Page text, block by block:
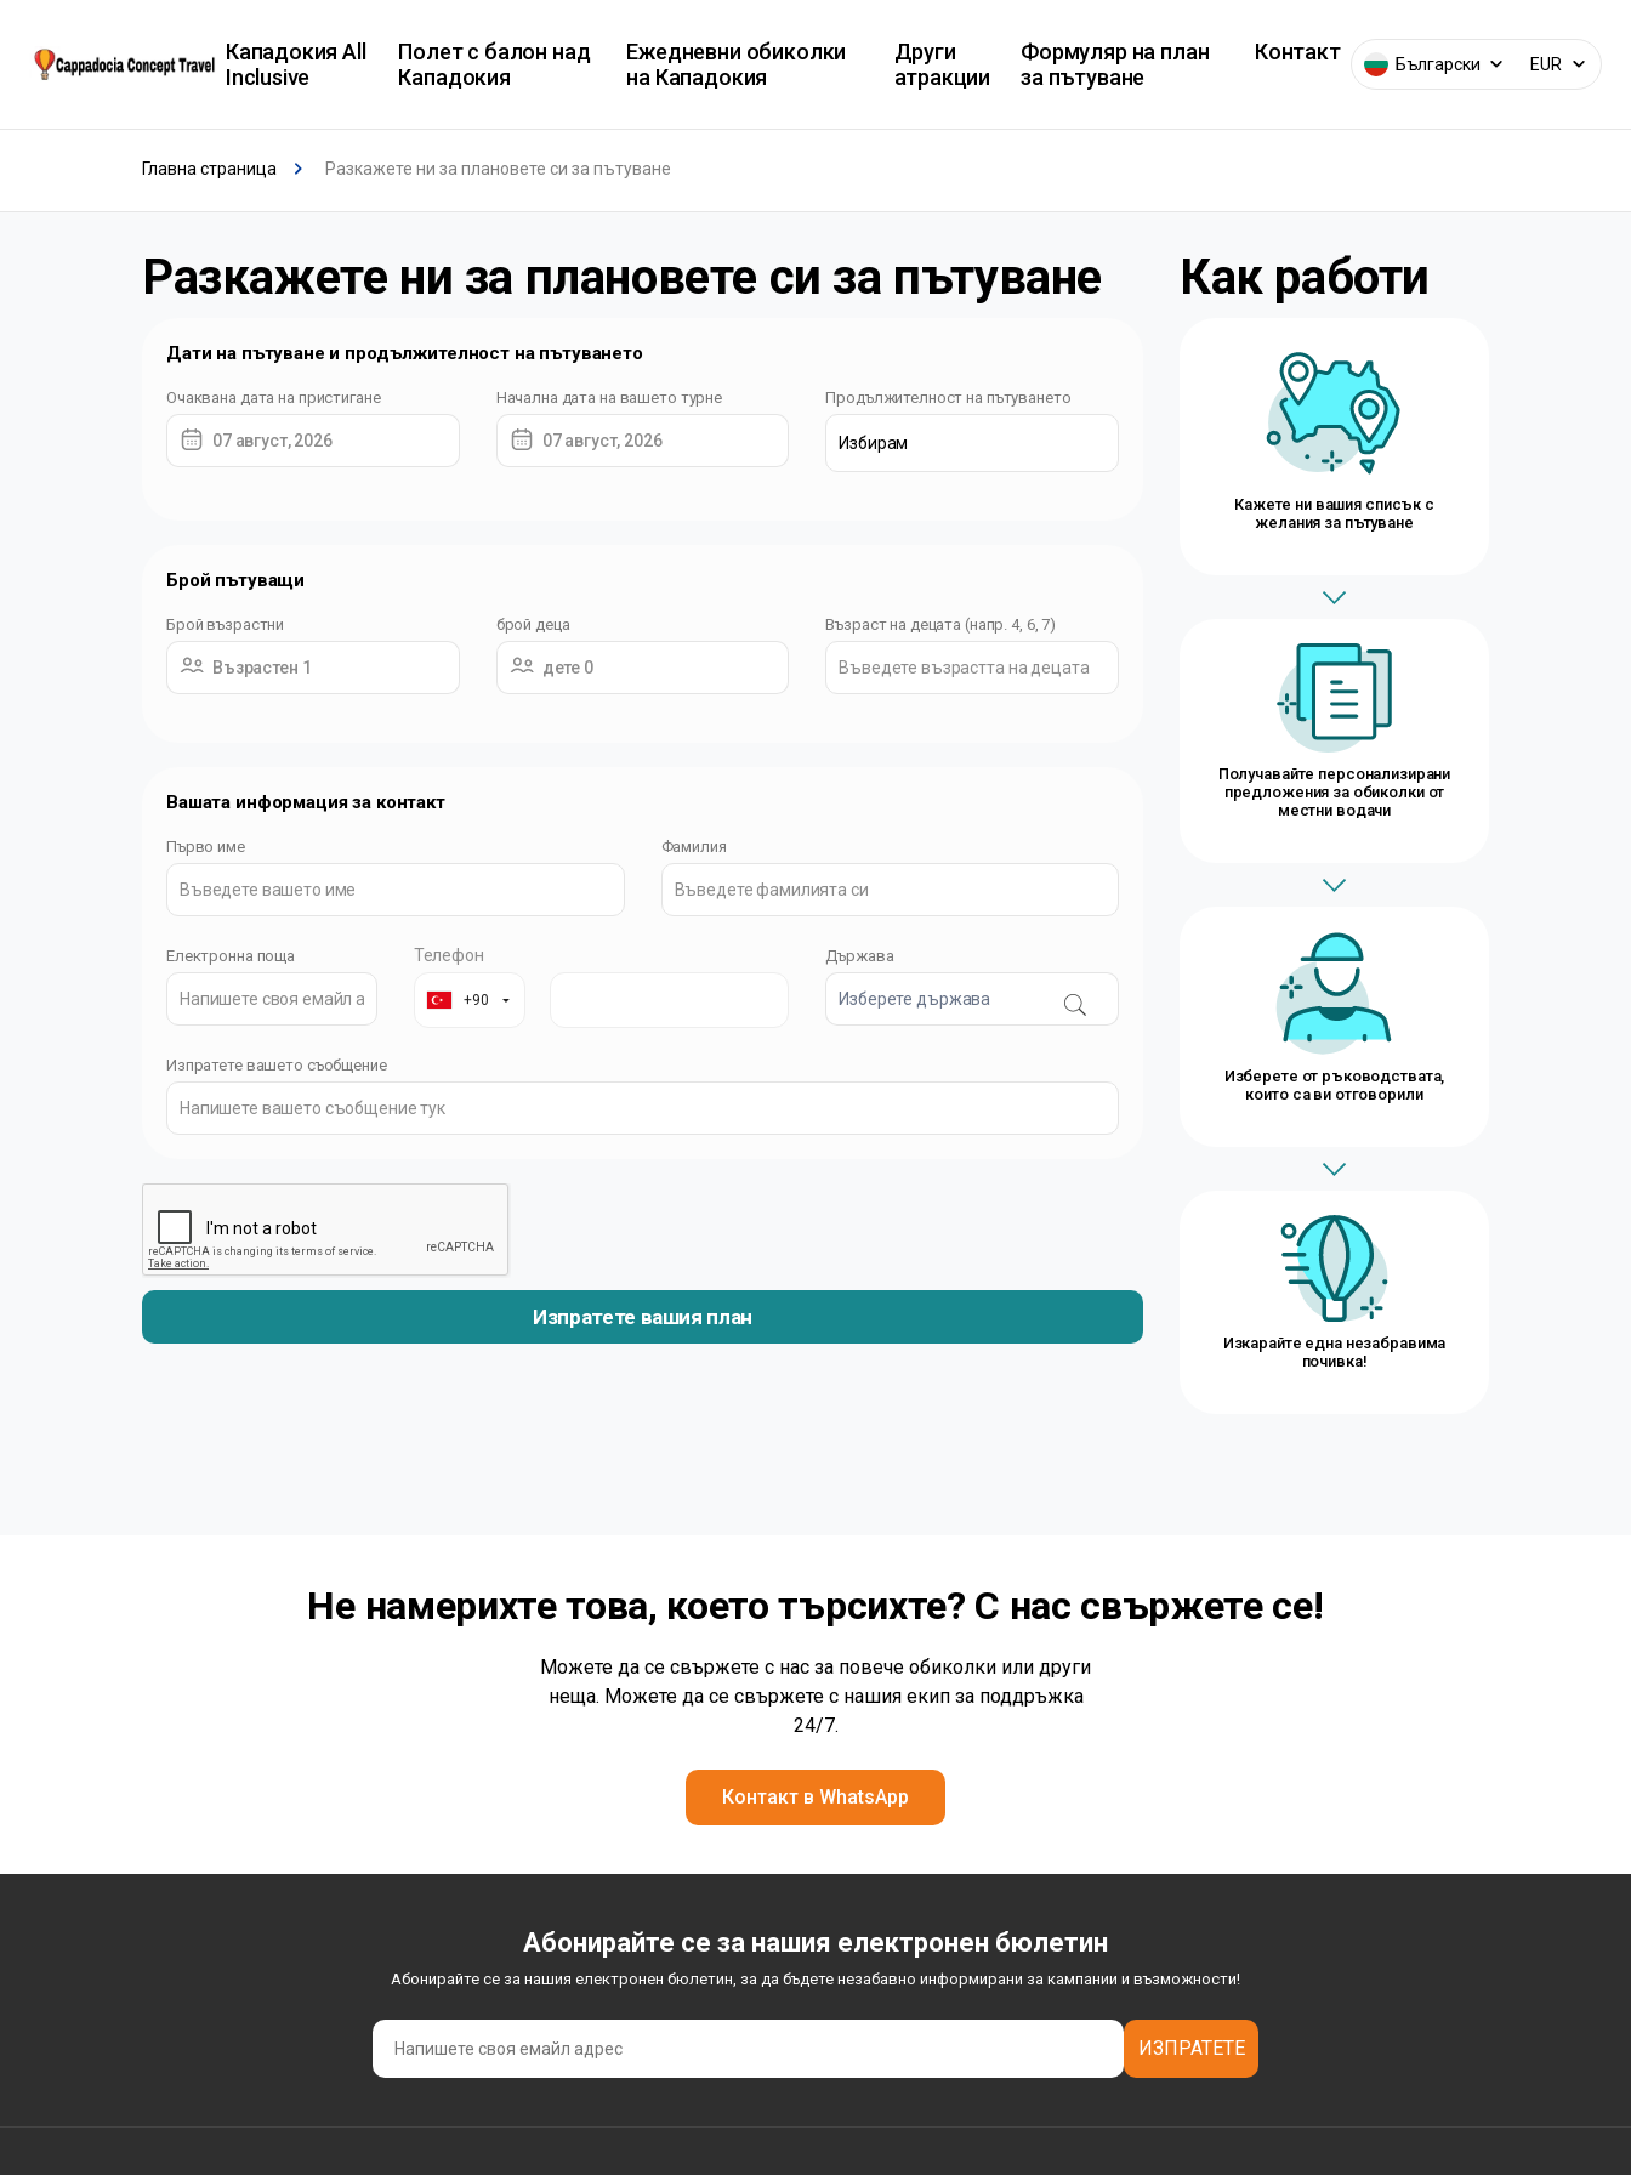
Кападокия All
Inclusive
Полет с балон над
Кападокия
Ежедневни обиколки
на Кападокия
Други
атракции
Формуляр на план
за пътуване
Контакт Български EUR
Главна страница Разкажете ни за плановете си за пътуване
Разкажете ни за плановете си за пътуване
Дати на пътуване и продължителност на пътуването
Очаквана дата на пристигане
07 август, 2026
Начална дата на вашето турне
07 август, 2026
Продължителност на пътуването
Брой пътуващи
Брой възрастни
Възрастен 1
брой деца
дете 0
Възраст на децата (напр. 4, 6, 7)
Вашата информация за контакт
Първо име Фамилия
Електронна поща Телефон
+90 ▼
Държава
Изпратете вашето съобщение
Изпратете вашия план
Как работи
Кажете ни вашия списък с
желания за пътуване
Получавайте персонализирани
предложения за обиколки от
местни водачи
Изберете от ръководствата,
които са ви отговорили
Изкарайте една незабравима
почивка!
Не намерихте това, което търсихте? С нас свържете се!
Можете да се свържете с нас за повече обиколки или други
неща. Можете да се свържете с нашия екип за поддръжка
24/7.
Контакт в WhatsApp
Абонирайте се за нашия електронен бюлетин
Абонирайте се за нашия електронен бюлетин, за да бъдете незабавно информирани за кампании и възможности!
ИЗПРАТЕТЕ